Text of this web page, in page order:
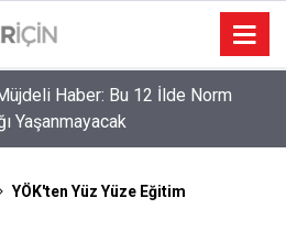
Haber: Bu 12 İlde Norm
Yaşanmayacak
YÖK'ten Yüz Yüze Eğitim